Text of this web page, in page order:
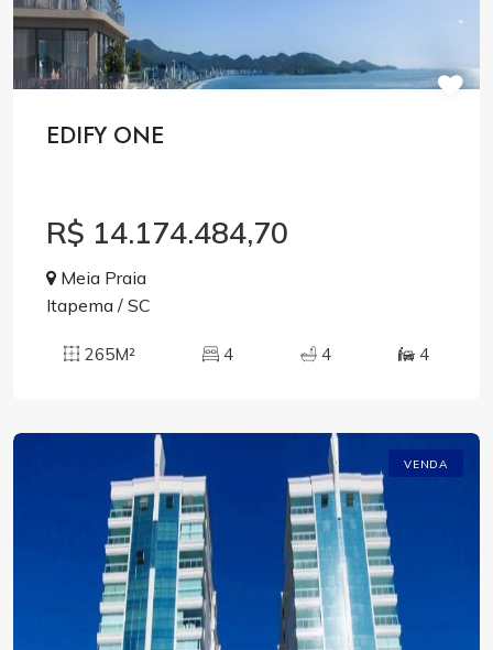
EDIFY ONE
R$ 14.174.484,70
Meia Praia
Itapema / SC
265M² 4 4 4
VENDA